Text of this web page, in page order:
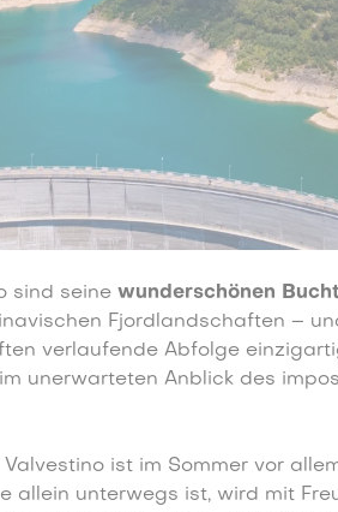
sind seine wunderschönen
Fjordlandschaften –
verlaufende Abfolge
unerwarteten Anblick des
ist im Sommer vor
allein unterwegs ist, wird mit